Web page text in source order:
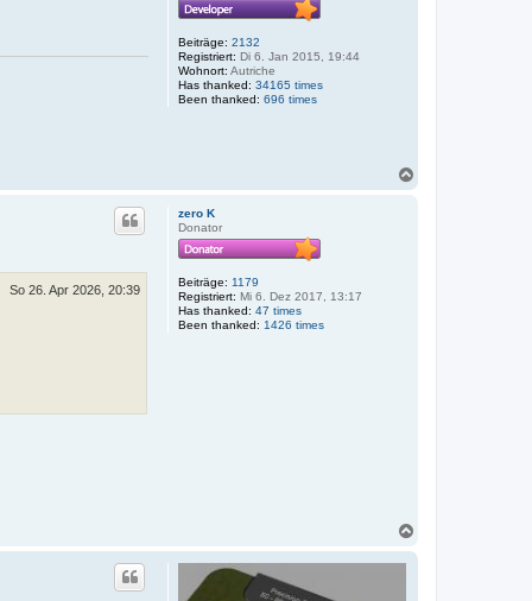
Beiträge: 2132
Registriert: Di 6. Jan 2015, 19:44
Wohnort: Autriche
Has thanked: 34165 times
Been thanked: 696 times
zero K
Donator
Beiträge: 1179
Registriert: Mi 6. Dez 2017, 13:17
Has thanked: 47 times
Been thanked: 1426 times
So 26. Apr 2026, 20:39